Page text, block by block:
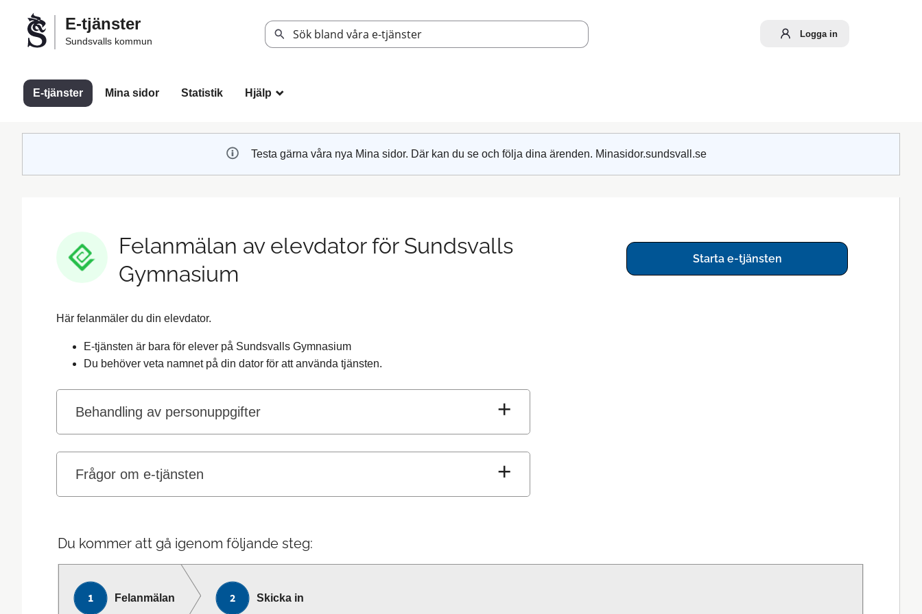
Välkommen
Sundsvalls
tjänster
E-tjänster
Sundsvalls kommun
Logga in
E-tjänster Mina sidor Statistik Hjälp _
Testa gärna våra nya Mina sidor. Där kan du se och följa dina ärenden. Minasidor.sundsvall.se
Felanmälan av elevdator för Sundsvalls
Gymnasium
Här felanmäler du din elevdator.
E-tjänsten är bara för elever på Sundsvalls Gymnasium
Du behöver veta namnet på din dator för att använda tjänsten.
Behandling av personuppgifter
Frågor om e-tjänsten
Starta e-tjänsten
Du kommer att gå igenom följande steg:
Felanmälan Skicka in